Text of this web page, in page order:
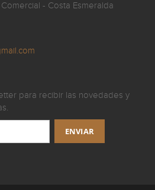
- Costa Esmeralda
para recibir las novedades y